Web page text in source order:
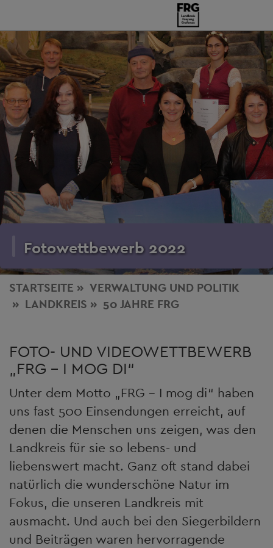
Fotowettbewerb 2022
STARTSEITE VERWALTUNG UND POLITIK
LANDKREIS
50 JAHRE FRG
FOTO- UND VIDEOWETTBEWERB
„FRG – I MOG DI“
Unter dem Motto „FRG – I mog di“ haben
uns fast 500 Einsendungen erreicht, auf
denen die Menschen uns zeigen, was den
Landkreis für sie so lebens- und
liebenswert macht. Ganz oft stand dabei
natürlich die wunderschöne Natur im
Fokus, die unseren Landkreis mit
ausmacht. Und auch bei den Siegerbildern
und Beiträgen waren hervorragende